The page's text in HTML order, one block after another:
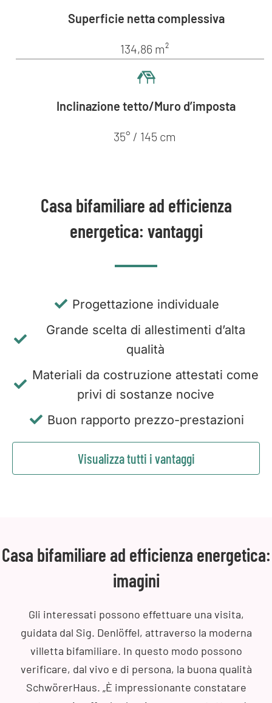
Superficie netta complessiva
134,86 m²
Inclinazione tetto/Muro d’imposta
35° / 145 cm
Casa bifamiliare ad efficienza
energetica: vantaggi
Progettazione individuale
Grande scelta di allestimenti d’alta
qualità
Materiali da costruzione attestati come
privi di sostanze nocive
Buon rapporto prezzo-prestazioni
Visualizza tutti i vantaggi
Casa bifamiliare ad efficienza energetica:
imagini
Gli interessati possono effettuare una visita,
guidata dal Sig. Denlöffel, attraverso la moderna
villetta bifamiliare. In questo modo possono
verificare, dal vivo e di persona, la buona qualità
SchwörerHaus. „È impressionante constatare